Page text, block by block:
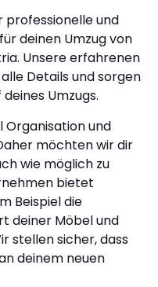
professionelle und
deinen Umzug von
Unsere erfahrenen
Details und sorgen
Umzugs.
Organisation und
möchten wir dir
wie möglich zu
bietet
Beispiel die
deiner Möbel und
stellen sicher, dass
deinem neuen